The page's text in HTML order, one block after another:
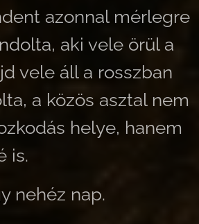
azonnal mérlegre
aki vele örül a
vele áll a rosszban
a közös asztal nem
helye, hanem
is.
nehéz nap.